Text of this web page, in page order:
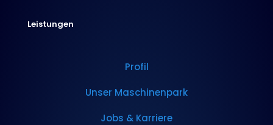
Leistungen
Profil
Unser Maschinenpark
Jobs & Karriere